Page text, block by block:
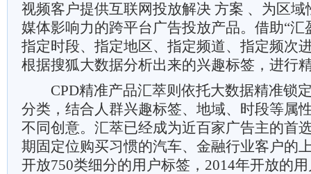
视频客户提供互联网投放解决 方案 、为区
媒体影响力的跨平台广告投放产品。借助“汇
指定时段、指定地区、指定频道、指定频次
根据搜狐大数据分析出来的兴趣标签，进行
CPD精准产品汇萃则依托大数据精准锁
分类，结合人群兴趣标签、地域、时段等属
不同创意。汇萃已经成为近百家广告主的首
期固定位购买习惯的汽车、金融行业客户的
开放750类细分的用户标签，2014年开放的